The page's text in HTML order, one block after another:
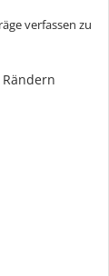
verfassen zu